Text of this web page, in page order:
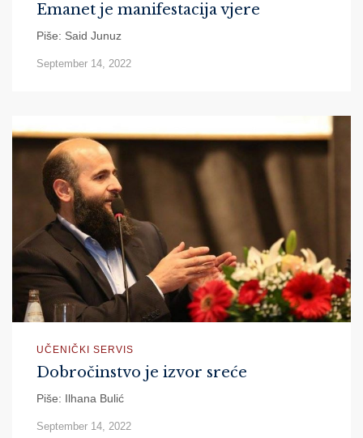
Emanet je manifestacija vjere
Piše: Said Junuz
September 14, 2022
UČENIČKI SERVIS
Dobročinstvo je izvor sreće
Piše: Ilhana Bulić
September 14, 2022